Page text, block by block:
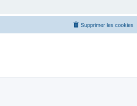
Supprimer les cookies